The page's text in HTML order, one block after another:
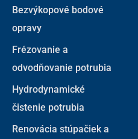
Bezvýkopové bodové
opravy
Frézovanie a
odvodňovanie potrubia
Hydrodynamické
čistenie potrubia
Renovácia stúpačiek a